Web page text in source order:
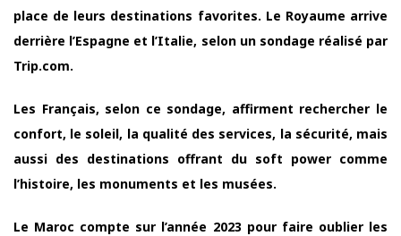
place de leurs destinations favorites. Le Royaume arrive
derrière l’Espagne et l’Italie, selon un sondage réalisé par
Trip.com.
Les Français, selon ce sondage, affirment rechercher le
confort, le soleil, la qualité des services, la sécurité, mais
aussi des destinations offrant du soft power comme
l’histoire, les monuments et les musées.
Le Maroc compte sur l’année 2023 pour faire oublier les